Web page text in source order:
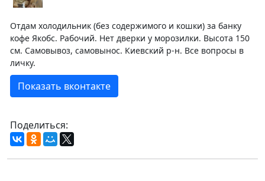
Отдам холодильник (без содержимого и кошки) за банку
кофе Якобс. Рабочий. Нет дверки у морозилки. Высота 150
см. Самовывоз, самовынос. Киевский р-н. Все вопросы в
личку.
Показать вконтакте
Поделиться: